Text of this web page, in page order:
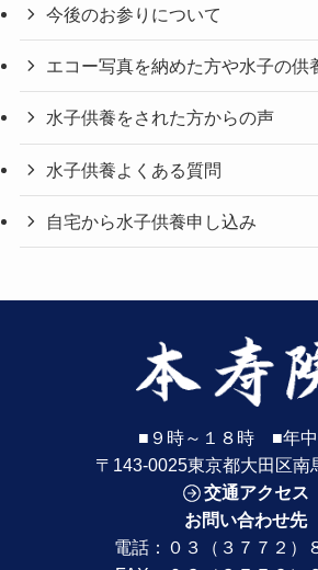
今後のお参りについて
エコー写真を納めた方や水子の供
水子供養をされた方からの声
水子供養よくある質問
自宅から水子供養申し込み
■９時～１８時 ■年
〒143-0025東京都大田区南
交通アクセス
お問い合わせ先
電話： ０３（３７７２）